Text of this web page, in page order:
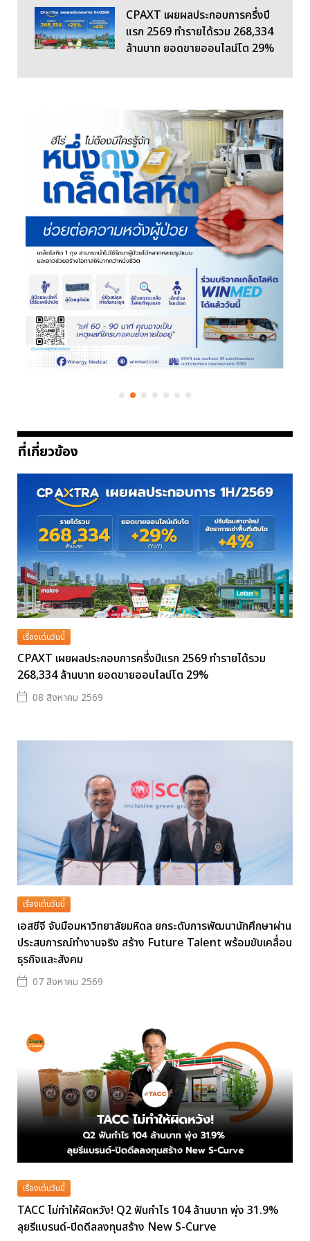
CPAXT เผยผลประกอบการครึ่งปี
แรก 2569 ทำรายได้รวม 268,334
ล้านบาท ยอดขายออนไลน์โต 29%
ที่เกี่ยวข้อง
เรื่องเด่นวันนี้
CPAXT เผยผลประกอบการครึ่งปีแรก 2569 ทำรายได้รวม
268,334 ล้านบาท ยอดขายออนไลน์โต 29%
08 สิงหาคม 2569
เรื่องเด่นวันนี้
เอสซีจี จับมือมหาวิทยาลัยมหิดล ยกระดับการพัฒนานักศึกษาผ่าน
ประสบการณ์ทำงานจริง สร้าง Future Talent พร้อมขับเคลื่อน
ธุรกิจและสังคม
07 สิงหาคม 2569
เรื่องเด่นวันนี้
TACC ไม่ทำให้ผิดหวัง! Q2 ฟันกำไร 104 ล้านบาท พุ่ง 31.9%
ลุยรีแบรนด์-ปิดดีลลงทุนสร้าง New S-Curve